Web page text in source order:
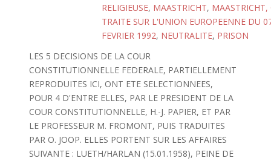
RELIGIEUSE, MAASTRICHT, MAASTRICHT,
TRAITE SUR L'UNION EUROPEENNE DU
FEVRIER 1992, NEUTRALITE, PRISON
LES 5 DECISIONS DE LA COUR
CONSTITUTIONNELLE FEDERALE, PARTIELLEMENT
REPRODUITES ICI, ONT ETE SELECTIONNEES,
POUR 4 D'ENTRE ELLES, PAR LE PRESIDENT DE LA
COUR CONSTITUTIONNELLE, H.-J. PAPIER, ET PAR
LE PROFESSEUR M. FROMONT, PUIS TRADUITES
PAR O. JOOP. ELLES PORTENT SUR LES AFFAIRES
SUIVANTE : LUETH/HARLAN (15.01.1958), PEINE DE